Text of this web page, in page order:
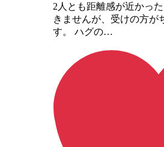
2人とも距離感が近かっ
きませんが、受けの方が
す。 ハグの…